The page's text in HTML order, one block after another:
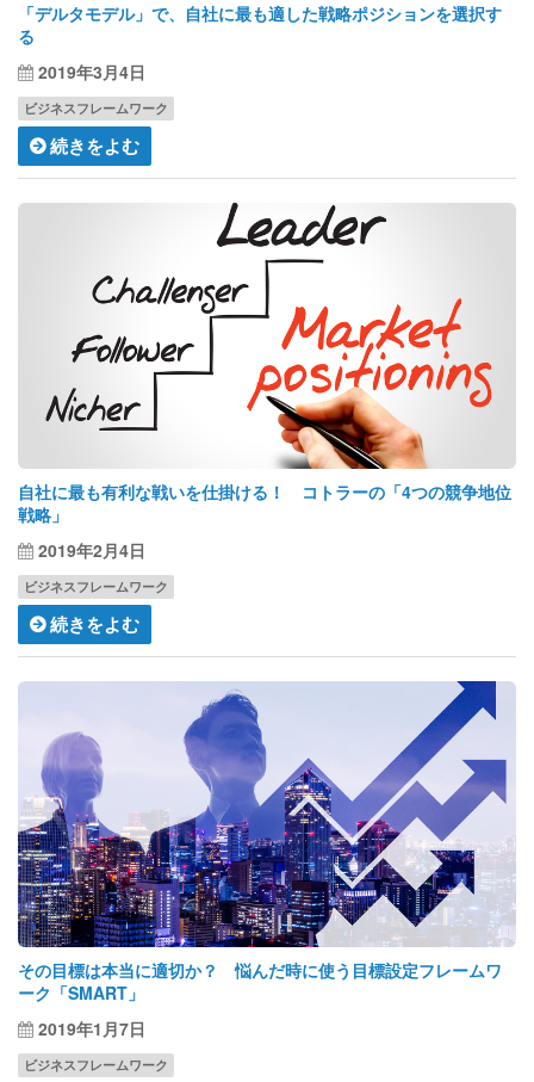
「デルタモデル」で、自社に最も適した戦略ポジションを選択す
る
2019年3月4日
ビジネスフレームワーク
続きをよむ
自社に最も有利な戦いを仕掛ける！ コトラーの「4つの競争地位
戦略」
2019年2月4日
ビジネスフレームワーク
続きをよむ
その目標は本当に適切か？ 悩んだ時に使う目標設定フレームワ
ーク「SMART」
2019年1月7日
ビジネスフレームワーク